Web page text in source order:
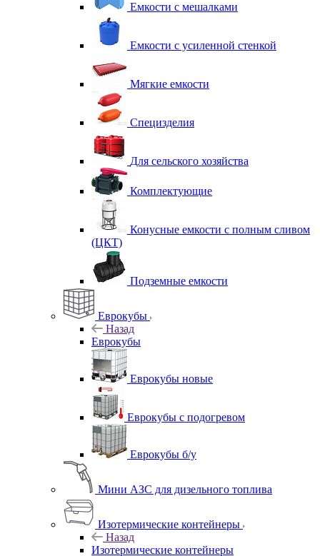
Емкости с мешалками
Емкости с усиленной стенкой
Мягкие емкости
Специзделия
Для сельского хозяйства
Комплектующие
Конусные емкости с полным сливом
(ЦКТ)
Подземные емкости
Еврокубы
Назад
Еврокубы
Еврокубы новые
Еврокубы с подогревом
Еврокубы б/у
Мини АЗС для дизельного топлива
Изотермические контейнеры
Назад
Изотермические контейнеры